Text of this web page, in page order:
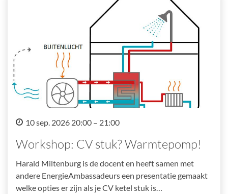
10 sep. 2026 20:00 – 21:00
Workshop: CV stuk? Warmtepomp!
Harald Miltenburg is de docent en heeft samen met
andere EnergieAmbassadeurs een presentatie gemaakt
welke opties er zijn als je CV ketel stuk is…